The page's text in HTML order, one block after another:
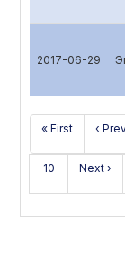
2017-06-29
« First ‹
10 Next ›